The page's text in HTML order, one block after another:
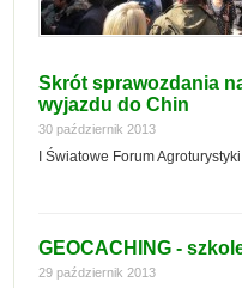
Skrót sprawozdania
wyjazdu do Chin
30 październik 2013
I Światowe Forum
GEOCACHING -
29 październik 2013